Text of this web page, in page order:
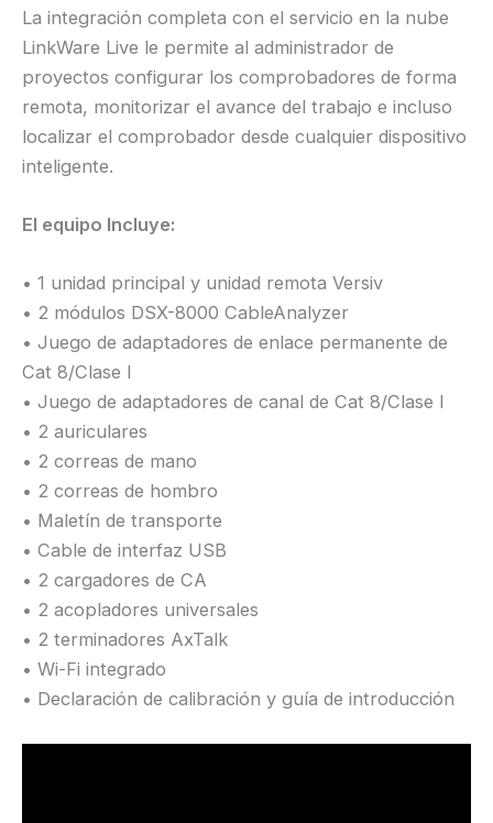
La integración completa con el servicio en la nube
LinkWare Live le permite al administrador de
proyectos configurar los comprobadores de forma
remota, monitorizar el avance del trabajo e incluso
localizar el comprobador desde cualquier dispositivo
inteligente.
El equipo Incluye:
• 1 unidad principal y unidad remota Versiv
• 2 módulos DSX-8000 CableAnalyzer
• Juego de adaptadores de enlace permanente de
Cat 8/Clase I
• Juego de adaptadores de canal de Cat 8/Clase I
• 2 auriculares
• 2 correas de mano
• 2 correas de hombro
• Maletín de transporte
• Cable de interfaz USB
• 2 cargadores de CA
• 2 acopladores universales
• 2 terminadores AxTalk
• Wi-Fi integrado
• Declaración de calibración y guía de introducción